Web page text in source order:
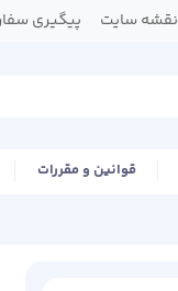
نقشه سایت پیگیری
قوانین و مقررات